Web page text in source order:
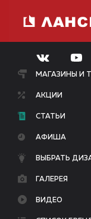
МАГАЗИНЫ И
АКЦИИ
СТАТЬИ
АФИША
ВЫБРАТЬ
ГАЛЕРЕЯ
ВИДЕО